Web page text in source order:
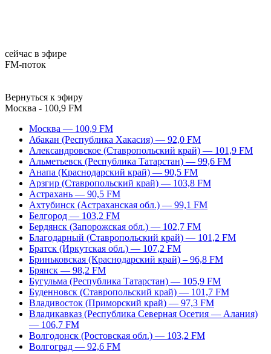
сейчас в эфире
FM-поток
Вернуться к эфиру
Москва - 100,9 FM
Москва — 100,9 FM
Абакан (Республика Хакасия) — 92,0 FM
Александровское (Ставропольский край) — 101,9 FM
Альметьевск (Республика Татарстан) — 99,6 FM
Анапа (Краснодарский край) — 90,5 FM
Арзгир (Ставропольский край) — 103,8 FM
Астрахань — 90,5 FM
Ахтубинск (Астраханская обл.) — 99,1 FM
Белгород — 103,2 FM
Бердянск (Запорожская обл.) — 102,7 FM
Благодарный (Ставропольский край) — 101,2 FM
Братск (Иркутская обл.) — 107,2 FM
Бриньковская (Краснодарский край) – 96,8 FM
Брянск — 98,2 FM
Бугульма (Республика Татарстан) — 105,9 FM
Буденновск (Ставропольский край) — 101,7 FM
Владивосток (Приморский край) — 97,3 FM
Владикавказ (Республика Северная Осетия — Алания)
— 106,7 FM
Волгодонск (Ростовская обл.) — 103,2 FM
Волгоград — 92,6 FM